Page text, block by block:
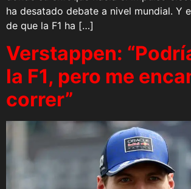
ha desatado debate a nivel mundial. Y
de que la F1 ha […]
Verstappen:
la F1, pero me
correr”